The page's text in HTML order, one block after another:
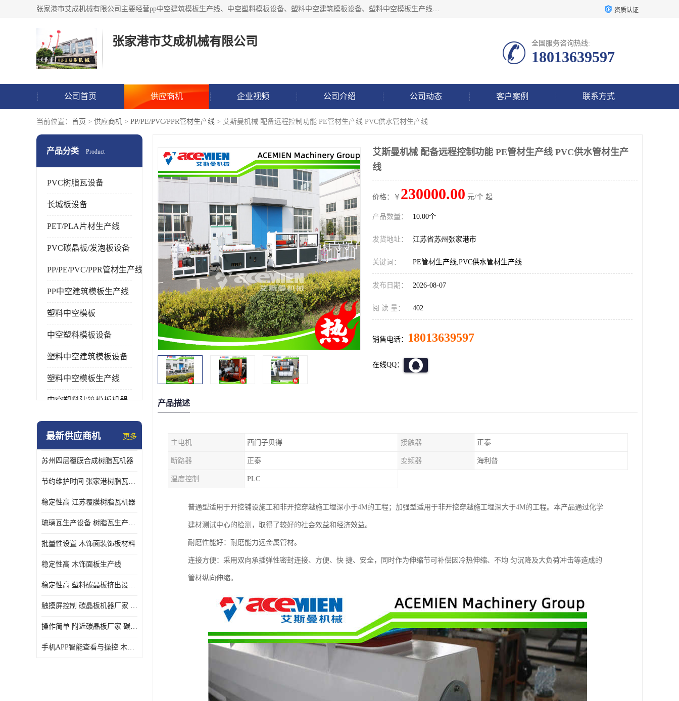
张家港市艾成机械有限公司主要经营pp中空建筑模板生产线、中空塑料模板设备、塑料中空建筑模板设备、塑料中空模板生产线、中空塑料建筑模板机器系列及相关辅机设备等。我们将不断超越自我，一如既往地为客户设计价值，竭诚为您提供更优质的技术、产品和服务！ 资质认证
张家港市艾成机械有限公司 全国服务咨询热线:
18013639597
公司首页 供应商机 企业视频 公司介绍 公司动态 客户案例 联系方式
当前位置： 首页 > 供应商机 > PP/PE/PVC/PPR管材生产线 > 艾斯曼机械 配备远程控制功能 PE管材生产线 PVC供水管材生产线
产品分类 Product
PVC树脂瓦设备
长城板设备
PET/PLA片材生产线
PVC碳晶板/发泡板设备
PP/PE/PVC/PPR管材生产线
PP中空建筑模板生产线
塑料中空模板
中空塑料模板设备
塑料中空建筑模板设备
塑料中空模板生产线
中空塑料建筑模板机器
最新供应商机 更多
苏州四层覆膜合成树脂瓦机器
节约维护时间 张家港树脂瓦小青瓦成型机
稳定性高 江苏覆膜树脂瓦机器
琉璃瓦生产设备 树脂瓦生产设备
批量性设置 木饰面装饰板材料
稳定性高 木饰面板生产线
稳定性高 塑料碳晶板挤出设备 碳晶板设备
触摸屏控制 碳晶板机器厂家 碳晶板全屋装修的利和弊
操作简单 附近碳晶板厂家 碳晶板机器厂家
手机APP智能查看与操控 木饰面板机器
艾斯曼机械 配备远程控制功能 PE管材生产线 PVC供水管材生产
线
价格：￥ 230000.00 元/个 起
产品数量： 10.00个
发货地址： 江苏省苏州张家港市
关键词： PE管材生产线,PVC供水管材生产线
发布日期： 2026-08-07
阅 读 量： 402
销售电话： 18013639597
在线QQ：
产品描述
主电机 西门子贝得 接触器 正泰
断路器 正泰 变频器 海利普
温度控制 PLC
普通型适用于开挖铺设施工和非开挖穿越施工埋深小于4M的工程；加强型适用于非开挖穿越施工埋深大于4M的工程。本产品通过化学
建材测试中心的检测，取得了较好的社会效益和经济效益。
耐磨性能好：耐磨能力远金属管材。
连接方便：采用双向承插弹性密封连接、方便、快 捷、安全，同时作为伸缩节可补偿因冷热伸缩、不均 匀沉降及大负荷冲击等造成的
管材纵向伸缩。